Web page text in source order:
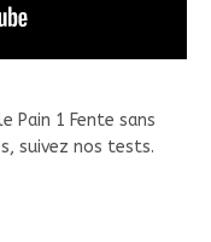
Pain 1 Fente sans
suivez nos tests.